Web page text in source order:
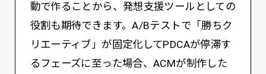
動で作ることから、発想支援ツールとしての
役割も期待できます。A/Bテストで「勝ちク
リエーティブ」が固定化してPDCAが停滞す
るフェーズに至った場合、ACMが制作した